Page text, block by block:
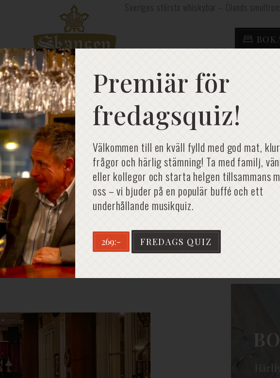
Premiär för
fredagsquiz!
Välkommen till en kväll fylld med god mat,
frågor och härlig stämning! Ta med familj,
eller kollegor och starta helgen tillsammans
oss – vi bjuder på en populär buffé och ett
underhållande musikquiz.
269:- FREDAGS QUIZ
Sveriges största whiskybar – Ölands